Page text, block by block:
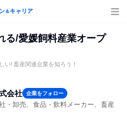
＆キャリア
る/愛媛飼料産業オープ
い! 畜産関連企業を知ろう！
会社 企業をフォロー
・卸売、食品・飲料メーカー、畜産